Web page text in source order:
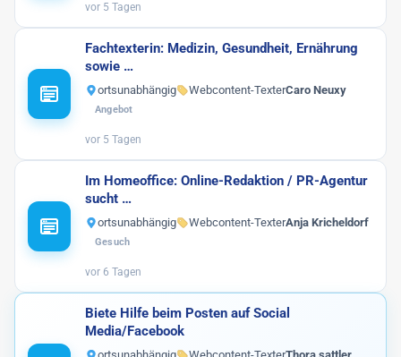
vor 5 Tagen
Fachtexterin: Medizin, Gesundheit, Ernährung
sowie …
ortsunabhängig Webcontent-TexterCaro Neuxy
Angebot
vor 5 Tagen
Im Homeoffice: Online-Redaktion / PR-Agentur
sucht …
ortsunabhängig Webcontent-TexterAnja Kricheldorf
Gesuch
vor 6 Tagen
Biete Hilfe beim Posten auf Social
Media/Facebook
ortsunabhängig Webcontent-Texter